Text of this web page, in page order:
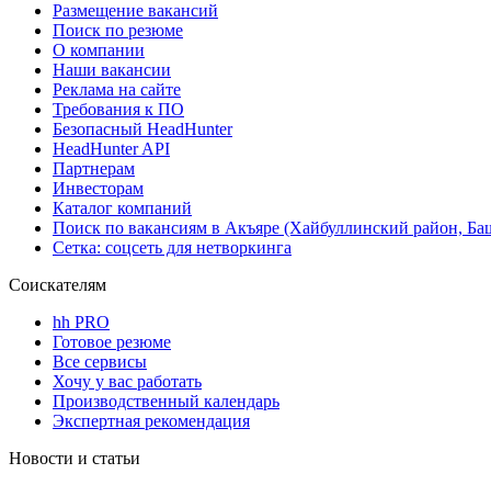
Размещение вакансий
Поиск по резюме
О компании
Наши вакансии
Реклама на сайте
Требования к ПО
Безопасный HeadHunter
HeadHunter API
Партнерам
Инвесторам
Каталог компаний
Поиск по вакансиям в Акъяре (Хайбуллинский район,
Сетка: соцсеть для нетворкинга
Соискателям
hh PRO
Готовое резюме
Все сервисы
Хочу у вас работать
Производственный календарь
Экспертная рекомендация
Новости и статьи